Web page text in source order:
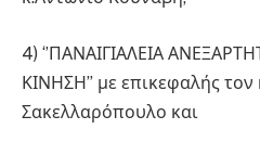
4) ‘’ΠΑΝΑΙΓΙΑΛΕΙΑ
ΚΙΝΗΣΗ’’ με επικεφαλής τον
Σακελλαρόπουλο και